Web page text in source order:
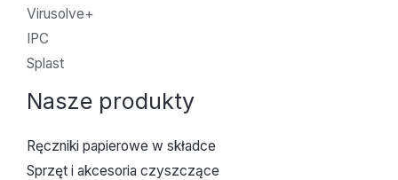
Virusolve+
IPC
Splast
Nasze produkty
Ręczniki papierowe w składce
Sprzęt i akcesoria czyszczące